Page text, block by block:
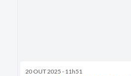
20 OUT 2025 - 11h51